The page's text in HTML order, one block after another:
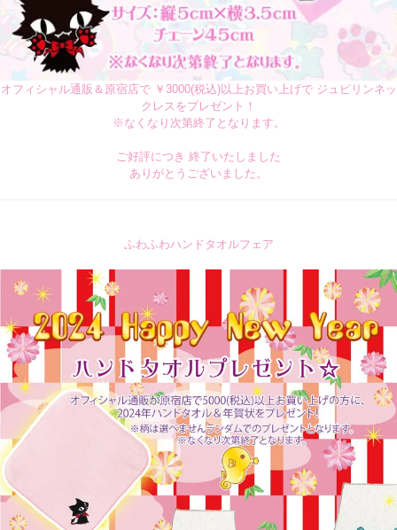
オフィシャル通販＆原宿店で ￥3000(税込)以上お買い上げで ジュピリンネッ
クレスをプレゼント！
※なくなり次第終了となります。
ご好評につき 終了いたしました
ありがとうございました。
ふわふわハンドタオルフェア